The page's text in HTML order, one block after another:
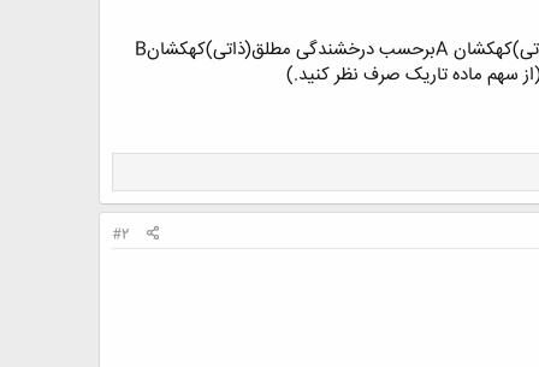
کهکشان مارپیچیAدرفاصله 40Mpc وکهکشان مارپیچیB درفاصله 80Mpc ازما قرار دارند.اگر درخشندگی مطلق(ذاتی)کهکشان Aبرحسب درخشندگی مطلق(ذاتی)کهکشانB
#2